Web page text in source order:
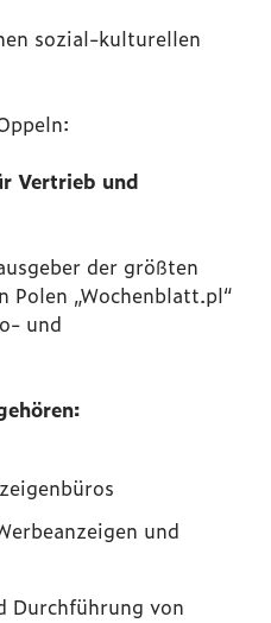
sozial-kulturellen
Vertrieb und
der größten
Polen „Wochenblatt.pl“
und
und
Durchführung von